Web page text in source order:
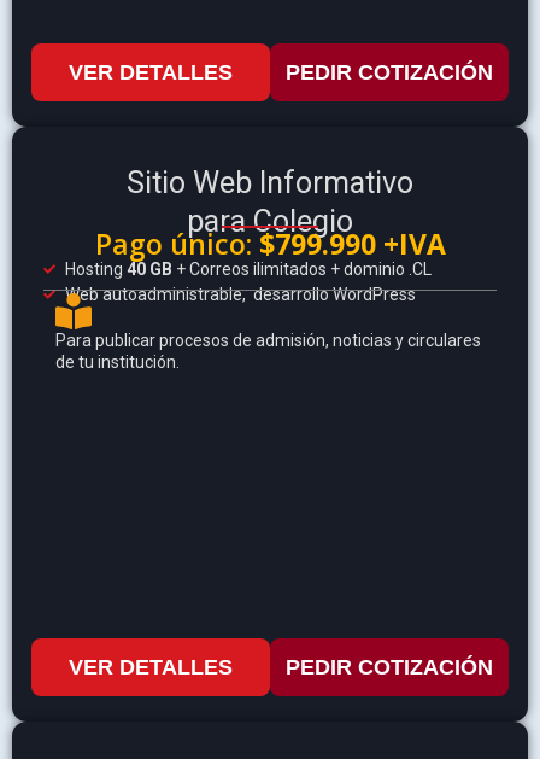
VER DETALLES PEDIR COTIZACIÓN
Sitio Web Informativo
para Colegio
Pago único:$799.990 +IVA
Hosting 40 GB + Correos ilimitados + dominio .CL
Web autoadministrable, desarrollo WordPress
Para publicar procesos de admisión, noticias y circulares
de tu institución.
VER DETALLES PEDIR COTIZACIÓN